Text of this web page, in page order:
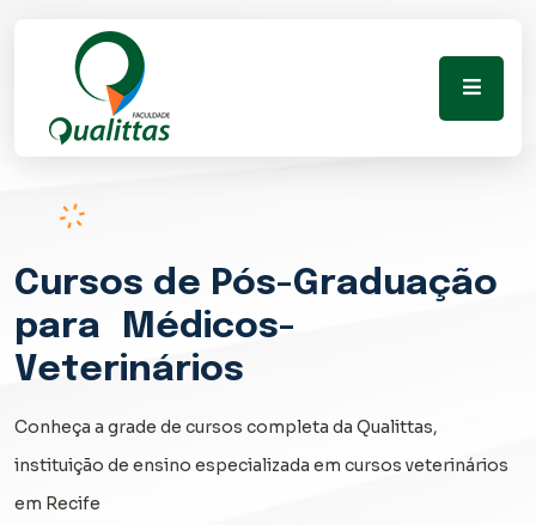
Cursos de Pós-Graduação
para
Médicos-
Veterinários
Conheça a grade de cursos completa da Qualittas,
instituição de ensino especializada em cursos veterinários
em Recife